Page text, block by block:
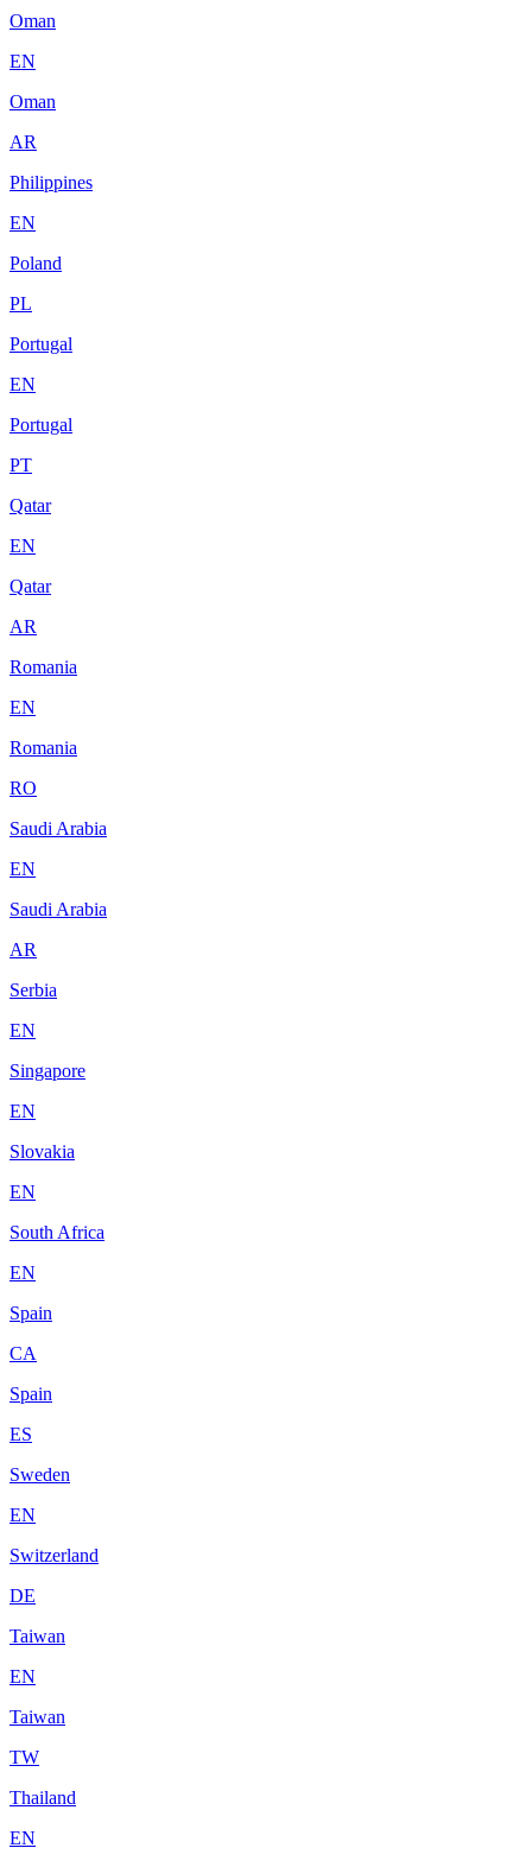
Oman
EN
Oman
AR
Philippines
EN
Poland
PL
Portugal
EN
Portugal
PT
Qatar
EN
Qatar
AR
Romania
EN
Romania
RO
Saudi Arabia
EN
Saudi Arabia
AR
Serbia
EN
Singapore
EN
Slovakia
EN
South Africa
EN
Spain
CA
Spain
ES
Sweden
EN
Switzerland
DE
Taiwan
EN
Taiwan
TW
Thailand
EN